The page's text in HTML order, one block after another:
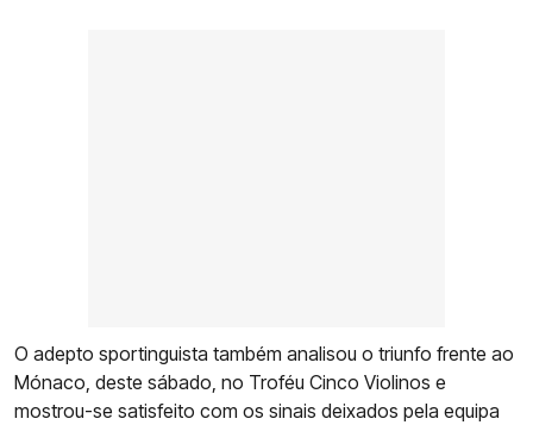
O adepto sportinguista também analisou o triunfo frente ao
Mónaco, deste sábado, no Troféu Cinco Violinos e
mostrou-se satisfeito com os sinais deixados pela equipa